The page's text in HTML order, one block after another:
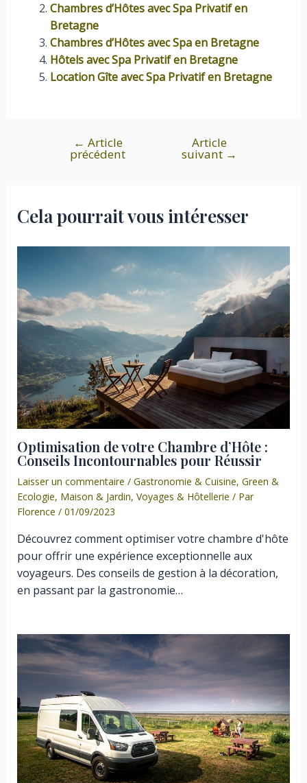
Chambres d’Hôtes avec Spa Privatif en
Bretagne
Chambres d’Hôtes avec Spa en Bretagne
Hôtels avec Spa Privatif en Bretagne
Location Gîte avec Spa Privatif en Bretagne
Navigation
← Article
précédent
Article
suivant →
Cela pourrait vous intéresser
Optimisation de votre Chambre d’Hôte :
Conseils Incontournables pour Réussir
Laisser un commentaire / Gastronomie & Cuisine, Green &
Ecologie, Maison & Jardin, Voyages & Hôtellerie / Par
Florence / 01/09/2023
Découvrez comment optimiser votre chambre d'hôte
pour offrir une expérience exceptionnelle aux
voyageurs. Des conseils de gestion à la décoration,
en passant par la gastronomie…